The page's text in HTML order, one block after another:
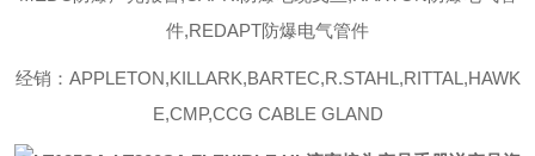
件,REDAPT防爆电气管件
经销： APPLETON,KILLARK,BARTEC,R.STAHL,RITTAL,HAWK
E,CMP,CCG CABLE GLAND